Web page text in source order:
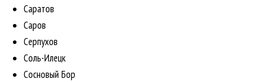
Саратов
Саров
Серпухов
Соль-Илецк
Сосновый Бор